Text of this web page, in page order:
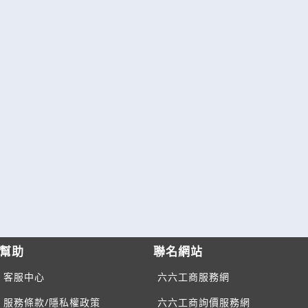
幫助
客服中心
服務條款/隱私權政策
聯名網站
六六工商服務網
六六工商詢價服務網